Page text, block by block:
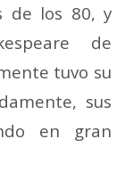
de los 80, y
de
tuvo su
sus
en gran